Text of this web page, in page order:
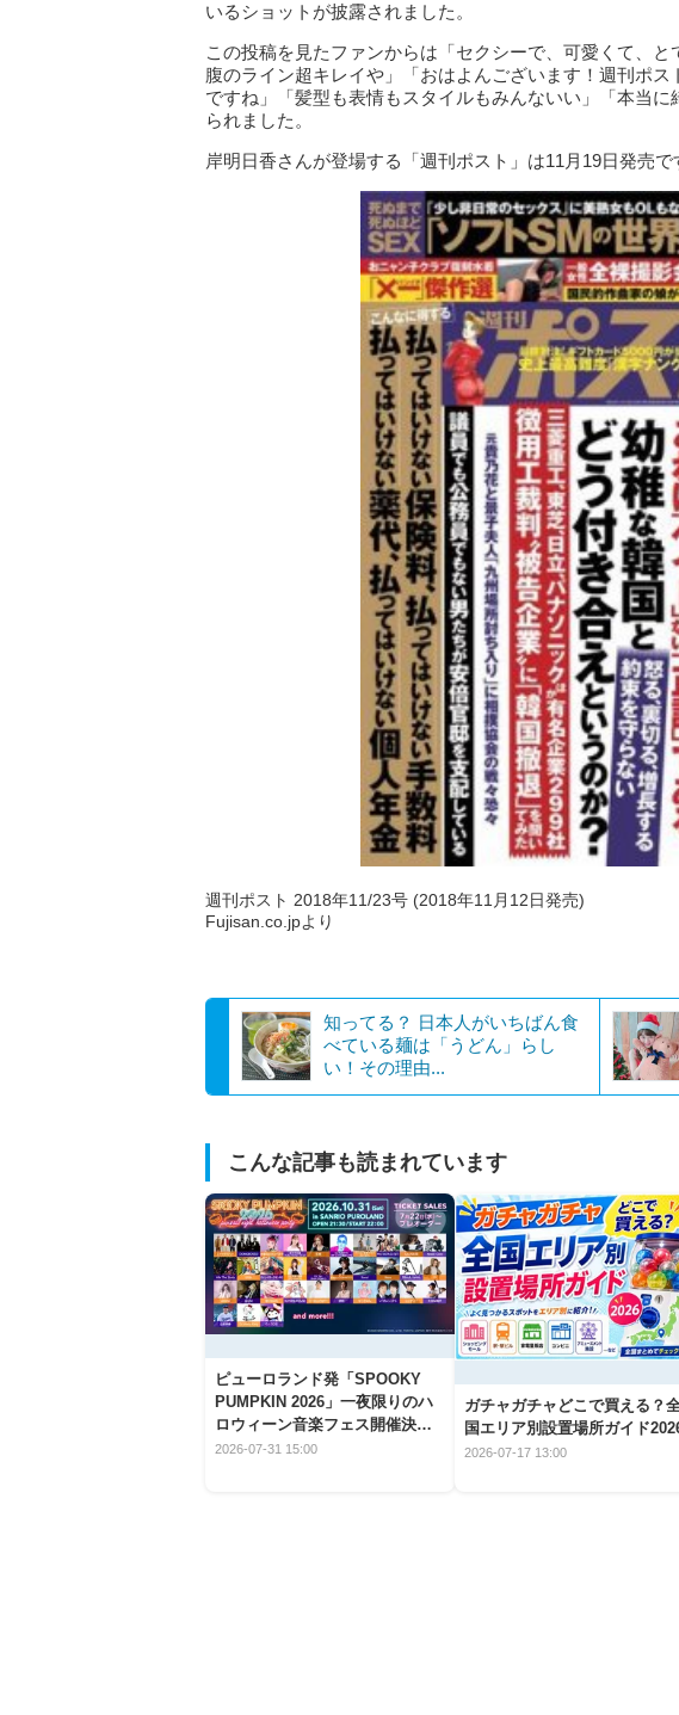
いるショットが披露されました。
この投稿を見たファンからは「セクシーで、可愛くて、
腹のライン超キレイや」「おはよんございます！週刊ポ
ですね」「髪型も表情もスタイルもみんないい」「本当
られました。
岸明日香さんが登場する「週刊ポスト」は11月19日発売で
週刊ポスト 2018年11/23号 (2018年11月12日発売)
Fujisan.co.jpより
知ってる？ 日本人がいちばん食
べている麺は「うどん」らし
い！その理由...
こんな記事も読まれています
ピューロランド発「SPOOKY
PUMPKIN 2026」一夜限りのハ
ロウィーン音楽フェス開催決
定！
2026-07-31 15:00
ガチャガチャどこで買える？
国エリア別設置場所ガイド
2026-07-17 13:00